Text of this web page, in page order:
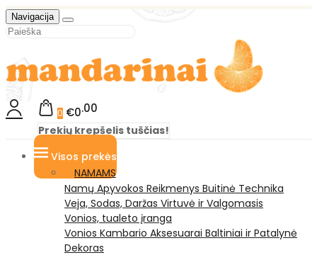
Navigacija
0 €0 00
Prekių krepšelis tuščias!
Visos prekės
NAMAMS
Namų Apyvokos Reikmenys Buitinė Technika
Veja, Sodas, Daržas Virtuvė ir Valgomasis
Vonios, tualeto įranga
Vonios Kambario Aksesuarai Baltiniai ir Patalynė
Dekoras